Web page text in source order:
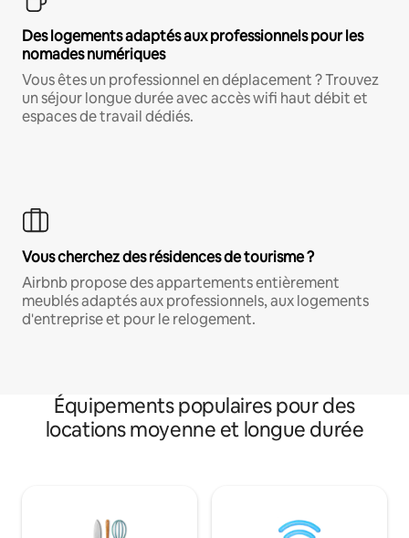
Des logements adaptés aux professionnels pour les
nomades numériques
Vous êtes un professionnel en déplacement ? Trouvez
un séjour longue durée avec accès wifi haut débit et
espaces de travail dédiés.
Vous cherchez des résidences de tourisme ?
Airbnb propose des appartements entièrement
meublés adaptés aux professionnels, aux logements
d'entreprise et pour le relogement.
Équipements populaires pour des
locations moyenne et longue durée